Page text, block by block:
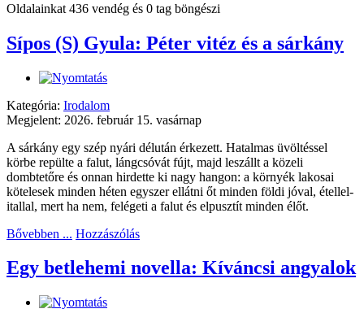
Oldalainkat 436 vendég és 0 tag böngészi
Sípos (S) Gyula: Péter vitéz és a sárkány
Kategória: Irodalom
Megjelent: 2026. február 15. vasárnap
A sárkány egy szép nyári délután érkezett. Hatalmas üvöltéssel
körbe repülte a falut, lángcsóvát fújt, majd leszállt a közeli
dombtetőre és onnan hirdette ki nagy hangon: a környék lakosai
kötelesek minden héten egyszer ellátni őt minden földi jóval, étellel-
itallal, mert ha nem, felégeti a falut és elpusztít minden élőt.
Bővebben ... Hozzászólás
Egy betlehemi novella: Kíváncsi angyalok